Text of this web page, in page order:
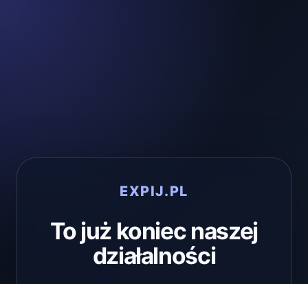
EXPIJ.PL
To już koniec naszej
działalności